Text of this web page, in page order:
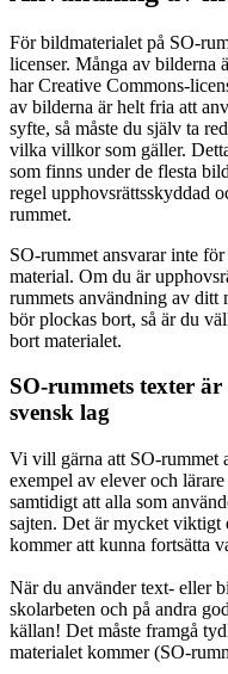
För bildmaterialet på SO-
licenser. Många av bilderna
har Creative Commons-
av bilderna är helt fria att
syfte, så måste du själv ta
vilka villkor som gäller.
som finns under de flesta
regel upphovsrättsskyddad
rummet.
SO-rummet ansvarar inte
material. Om du är
rummets användning av ditt
bör plockas bort, så är du
bort materialet.
SO-rummets texter
svensk lag
Vi vill gärna att SO-rummet
exempel av elever och
samtidigt att alla som
sajten. Det är mycket viktigt
kommer att kunna fortsätta
När du använder text- eller
skolarbeten och på andra
källan! Det måste framgå
materialet kommer (SO-